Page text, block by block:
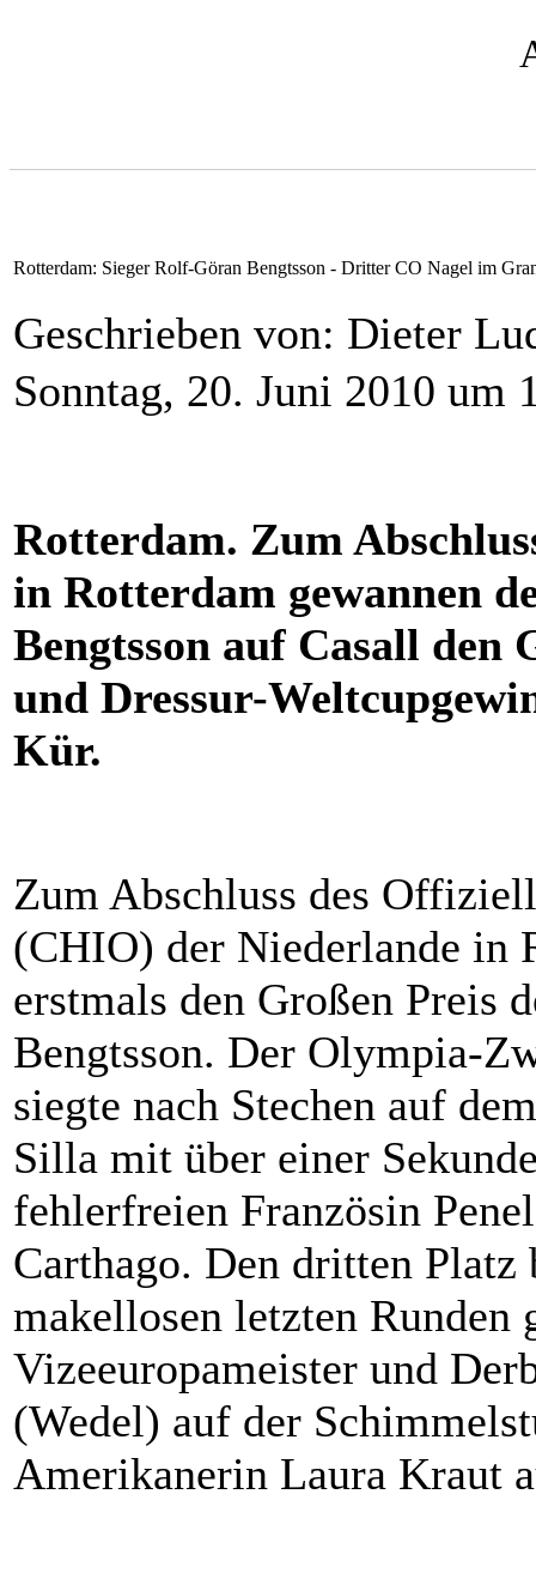
Rotterdam: Sieger Rolf-Göran Bengtsson - Dritter CO Nagel im
Geschrieben von: Dieter
Sonntag, 20. Juni 2010 um
Rotterdam. Zum
in Rotterdam gewannen
Bengtsson auf Casall den
und Dressur-
Kür.
Zum Abschluss des
(CHIO) der Niederlande in
erstmals den Großen Preis
Bengtsson. Der Olympia-
siegte nach Stechen auf
Silla mit über einer
fehlerfreien Französin
Carthago. Den dritten Platz
makellosen letzten
Vizeeuropameister und
(Wedel) auf der
Amerikanerin Laura Kraut